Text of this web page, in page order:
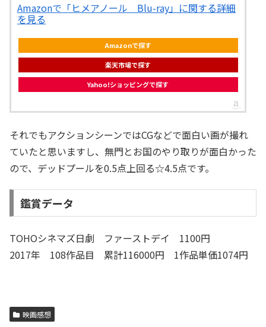
Amazonで「ヒメアノール Blu-ray」に関する詳細
を見る
Amazonで探す
楽天市場で探す
Yahoo!ショッピングで探す
それでもアクションシーンではCGなどで面白い画が撮れ
ていたと思いますし、無門とお国のやり取りが面白かった
ので、デッドプールを0.5点上回る☆4.5点です。
鑑賞データ
TOHOシネマズ日劇 ファーストデイ 1100円
2017年 108作品目 累計116000円 1作品単価1074円
映画感想